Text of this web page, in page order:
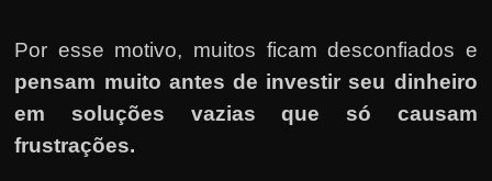
Por esse motivo, muitos ficam desconfiados e
pensam muito antes de investir seu dinheiro
em soluções vazias que só causam
frustrações.